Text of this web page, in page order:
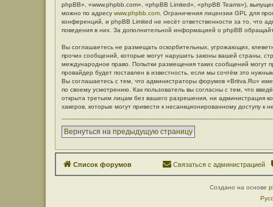
phpBB», «www.phpbb.com», «phpBB Limited», «phpBB Teams»),
можно по адресу www.phpbb.com . Ограничения лицензии GPL для
конференций, и phpBB Limited не несёт ответственности за то, что
поведения в них. За дополнительной информацией о phpBB
Вы соглашаетесь не размещать оскорбительных, угрожающих,
прочих сообщений, которые могут нарушить законы вашей страны,
международное право. Попытки размещения таких сообщений
провайдер будет поставлен в известность, если мы сочтём это
Вы соглашаетесь с тем, что администраторы форумов «Britva.Ru»
по своему усмотрению. Как пользователь вы согласны с тем, что
открыта третьим лицам без вашего разрешения, ни администрация
хакеров, которые могут привести к несанкционированному доступу к
Вернуться на предыдущую страницу
Список форумов Связаться с администрацией
Создано на основе